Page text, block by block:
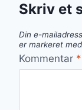
Skriv et
Din e-
er markeret med
Kommentar *